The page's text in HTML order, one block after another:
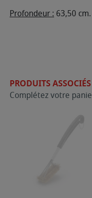
Profondeur : 63,50 cm.
PRODUITS ASSOCIÉS
Complétez votre